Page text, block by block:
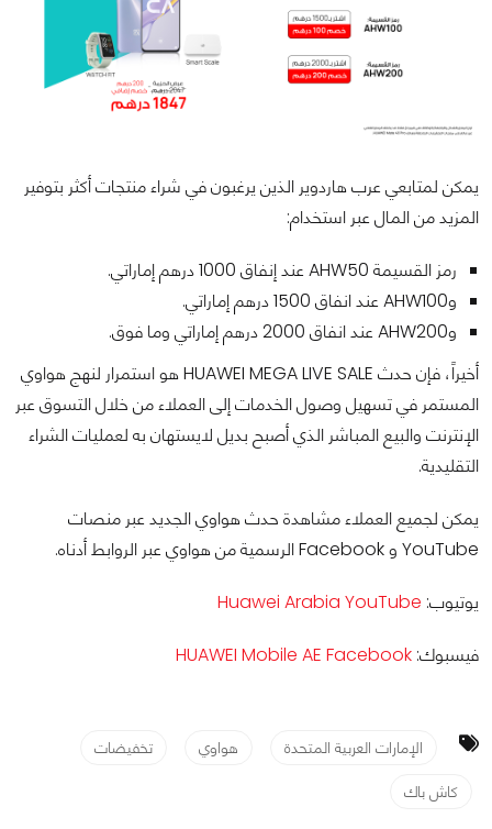
يمكن لمتابعي عرب هاردوير الذين يرغبون في شراء منتجات أكثر بتوفير
المزيد من المال عبر استخدام:
رمز القسيمة AHW50 عند إنفاق 1000 درهم إماراتي.
وAHW100 عند انفاق 1500 درهم إماراتي.
وAHW200 عند انفاق 2000 درهم إماراتي وما فوق.
أخيراً، فإن حدث HUAWEI MEGA LIVE SALE هو استمرار لنهج هواوي
المستمر في تسهيل وصول الخدمات إلى العملاء من خلال التسوق عبر
الإنترنت والبيع المباشر الذي أصبح بديل لايستهان به لعمليات الشراء
التقليدية.
يمكن لجميع العملاء مشاهدة حدث هواوي الجديد عبر منصات
YouTube و Facebook الرسمية من هواوي عبر الروابط أدناه.
يوتيوب:
فيسبوك:
الإمارات العربية المتحدة هواوي
تخفيضات
كاش باك